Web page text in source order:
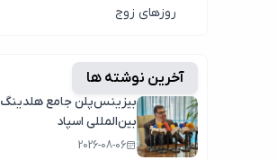
روزهای زوج
آخرین نوشته ها
بیزینس‌پلن جامع هلدینگ
بین‌المللی اسپاد
2026-08-06